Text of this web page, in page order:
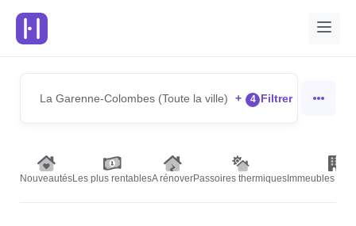
La Garenne-Colombes (Toute la ville) + 4 Filtrer
NouveautésLes plus rentablesA rénoverPassoires thermiques Immeubles de